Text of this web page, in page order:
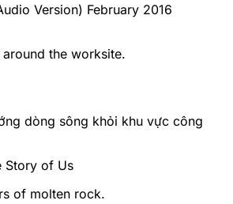
Version) February 2016
the worksite.
dòng sông khỏi khu vực công
Story of Us
of molten rock.